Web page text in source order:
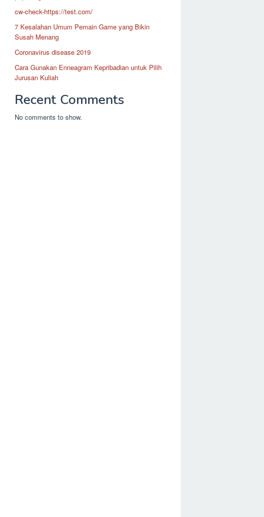
cw-check-https://test.com/
7 Kesalahan Umum Pemain Game yang Bikin
Susah Menang
Coronavirus disease 2019
Cara Gunakan Enneagram Kepribadian untuk Pilih
Jurusan Kuliah
Recent Comments
No comments to show.